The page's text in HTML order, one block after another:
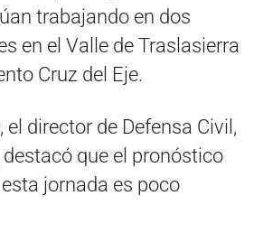
trabajando en dos
en el Valle de Traslasierra
Cruz del Eje.
el director de Defensa Civil,
destacó que el pronóstico
jornada es poco